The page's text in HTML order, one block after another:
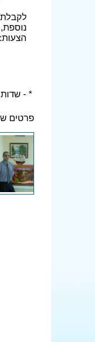
הצעות:
* -
פרטים